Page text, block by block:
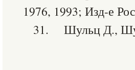
1976, 1993; Изд-е
31. Шульц Д.,